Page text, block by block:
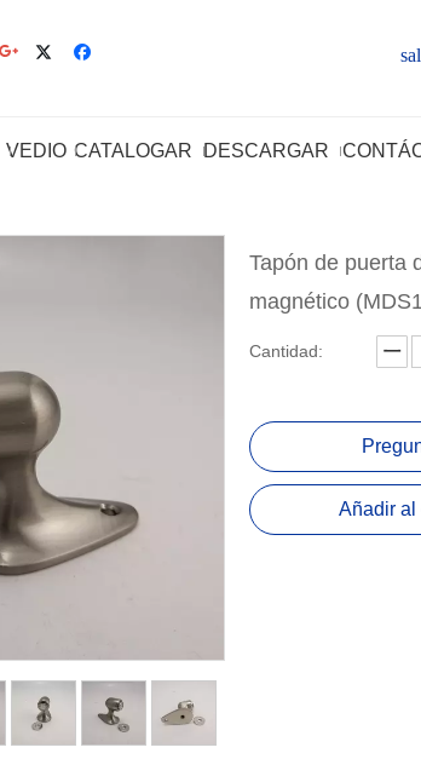
VEDIO CATALOGAR DESCARGAR
Tapón de puerta
magnético
Cantidad:
Añadir al